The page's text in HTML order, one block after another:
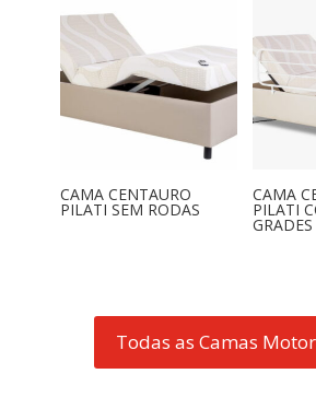
CAMA CENTAURO
PILATI SEM RODAS
CAMA
PILATI
GRADES
Todas as Camas